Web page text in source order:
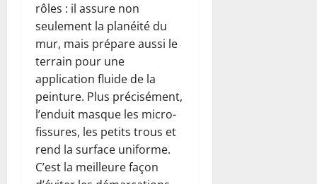
rôles : il assure non
seulement la planéité du
mur, mais prépare aussi le
terrain pour une
application fluide de la
peinture. Plus précisément,
l’enduit masque les micro-
fissures, les petits trous et
rend la surface uniforme.
C’est la meilleure façon